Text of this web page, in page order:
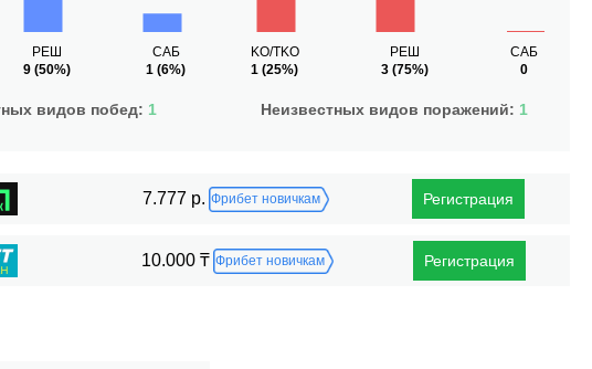
РЕШ
9(50%)
САБ
1 (6%)
видов побед: 1
KO/TKO
1 (25%)
РЕШ
3(75%)
САБ
0
Неизвестных видов поражений: 1
7.777 р. Фрибет новичкам Регистрация
10.000 ₸ Фрибет новичкам Регистрация